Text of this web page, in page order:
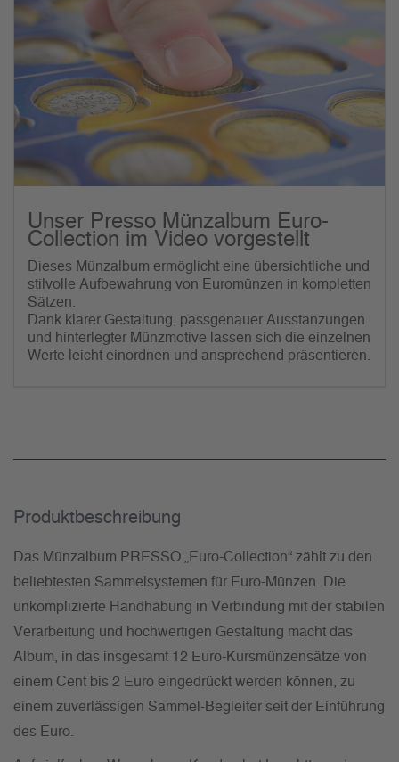
Unser Presso Münzalbum Euro-
Collection im Video vorgestellt
Dieses Münzalbum ermöglicht eine übersichtliche und
stilvolle Aufbewahrung von Euromünzen in kompletten
Sätzen.
Dank klarer Gestaltung, passgenauer Ausstanzungen
und hinterlegter Münzmotive lassen sich die einzelnen
Werte leicht einordnen und ansprechend präsentieren.
Produkt­beschreibung
Das Münzalbum PRESSO „Euro-Collection“ zählt zu den
beliebtesten Sammelsystemen für Euro-Münzen. Die
unkomplizierte Handhabung in Verbindung mit der stabilen
Verarbeitung und hochwertigen Gestaltung macht das
Album, in das insgesamt 12 Euro-Kursmünzensätze von
einem Cent bis 2 Euro eingedrückt werden können, zu
einem zuverlässigen Sammel-Begleiter seit der Einführung
des Euro.